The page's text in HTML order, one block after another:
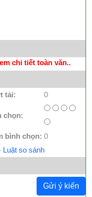
chi tiết toàn văn..
tải: 0
chọn:
bình chọn: 0
Luật so sánh
Gửi ý kiến